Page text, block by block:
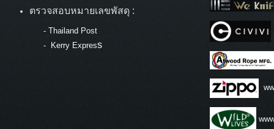
ตรวจสอบหมายเลขพัสดุ :
- Thailand Post
-
Kerry Express